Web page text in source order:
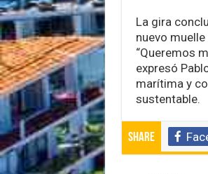
La gira
nuevo
“Queremos
expresó
marítima y
sustentable.
Share